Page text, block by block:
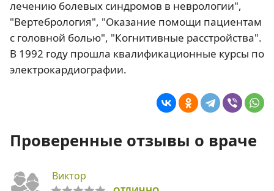
лечению болевых синдромов в неврологии",
"Вертебрология", "Оказание помощи пациентам
с головной болью", "Когнитивные расстройства".
В 1992 году прошла квалификационные курсы по
электрокардиографии.
Проверенные отзывы о враче
Виктор